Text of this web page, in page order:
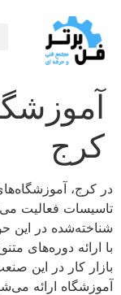
کرج
در کرج،
تاسیسات فعالیت
شناخته‌شده در این
با ارائه دوره‌های
بازار کار در این
آموزشگاه ارائه